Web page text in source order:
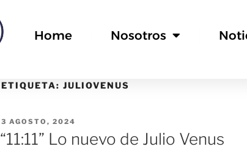
Home Nosotros
ETIQUETA: JULIOVENUS
3 AGOSTO, 2024
“11:11” Lo nuevo de Julio Venus